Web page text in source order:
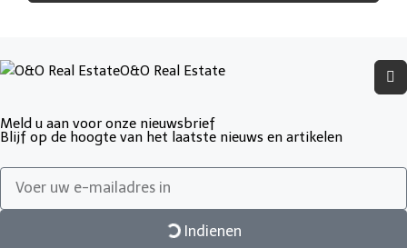
O&O Real Estate
Meld u aan voor onze nieuwsbrief
Blijf op de hoogte van het laatste nieuws en artikelen
Indienen